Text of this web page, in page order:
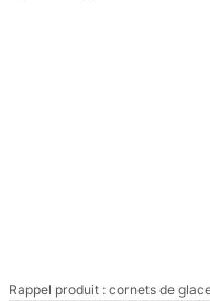
Rappel produit : cornets de